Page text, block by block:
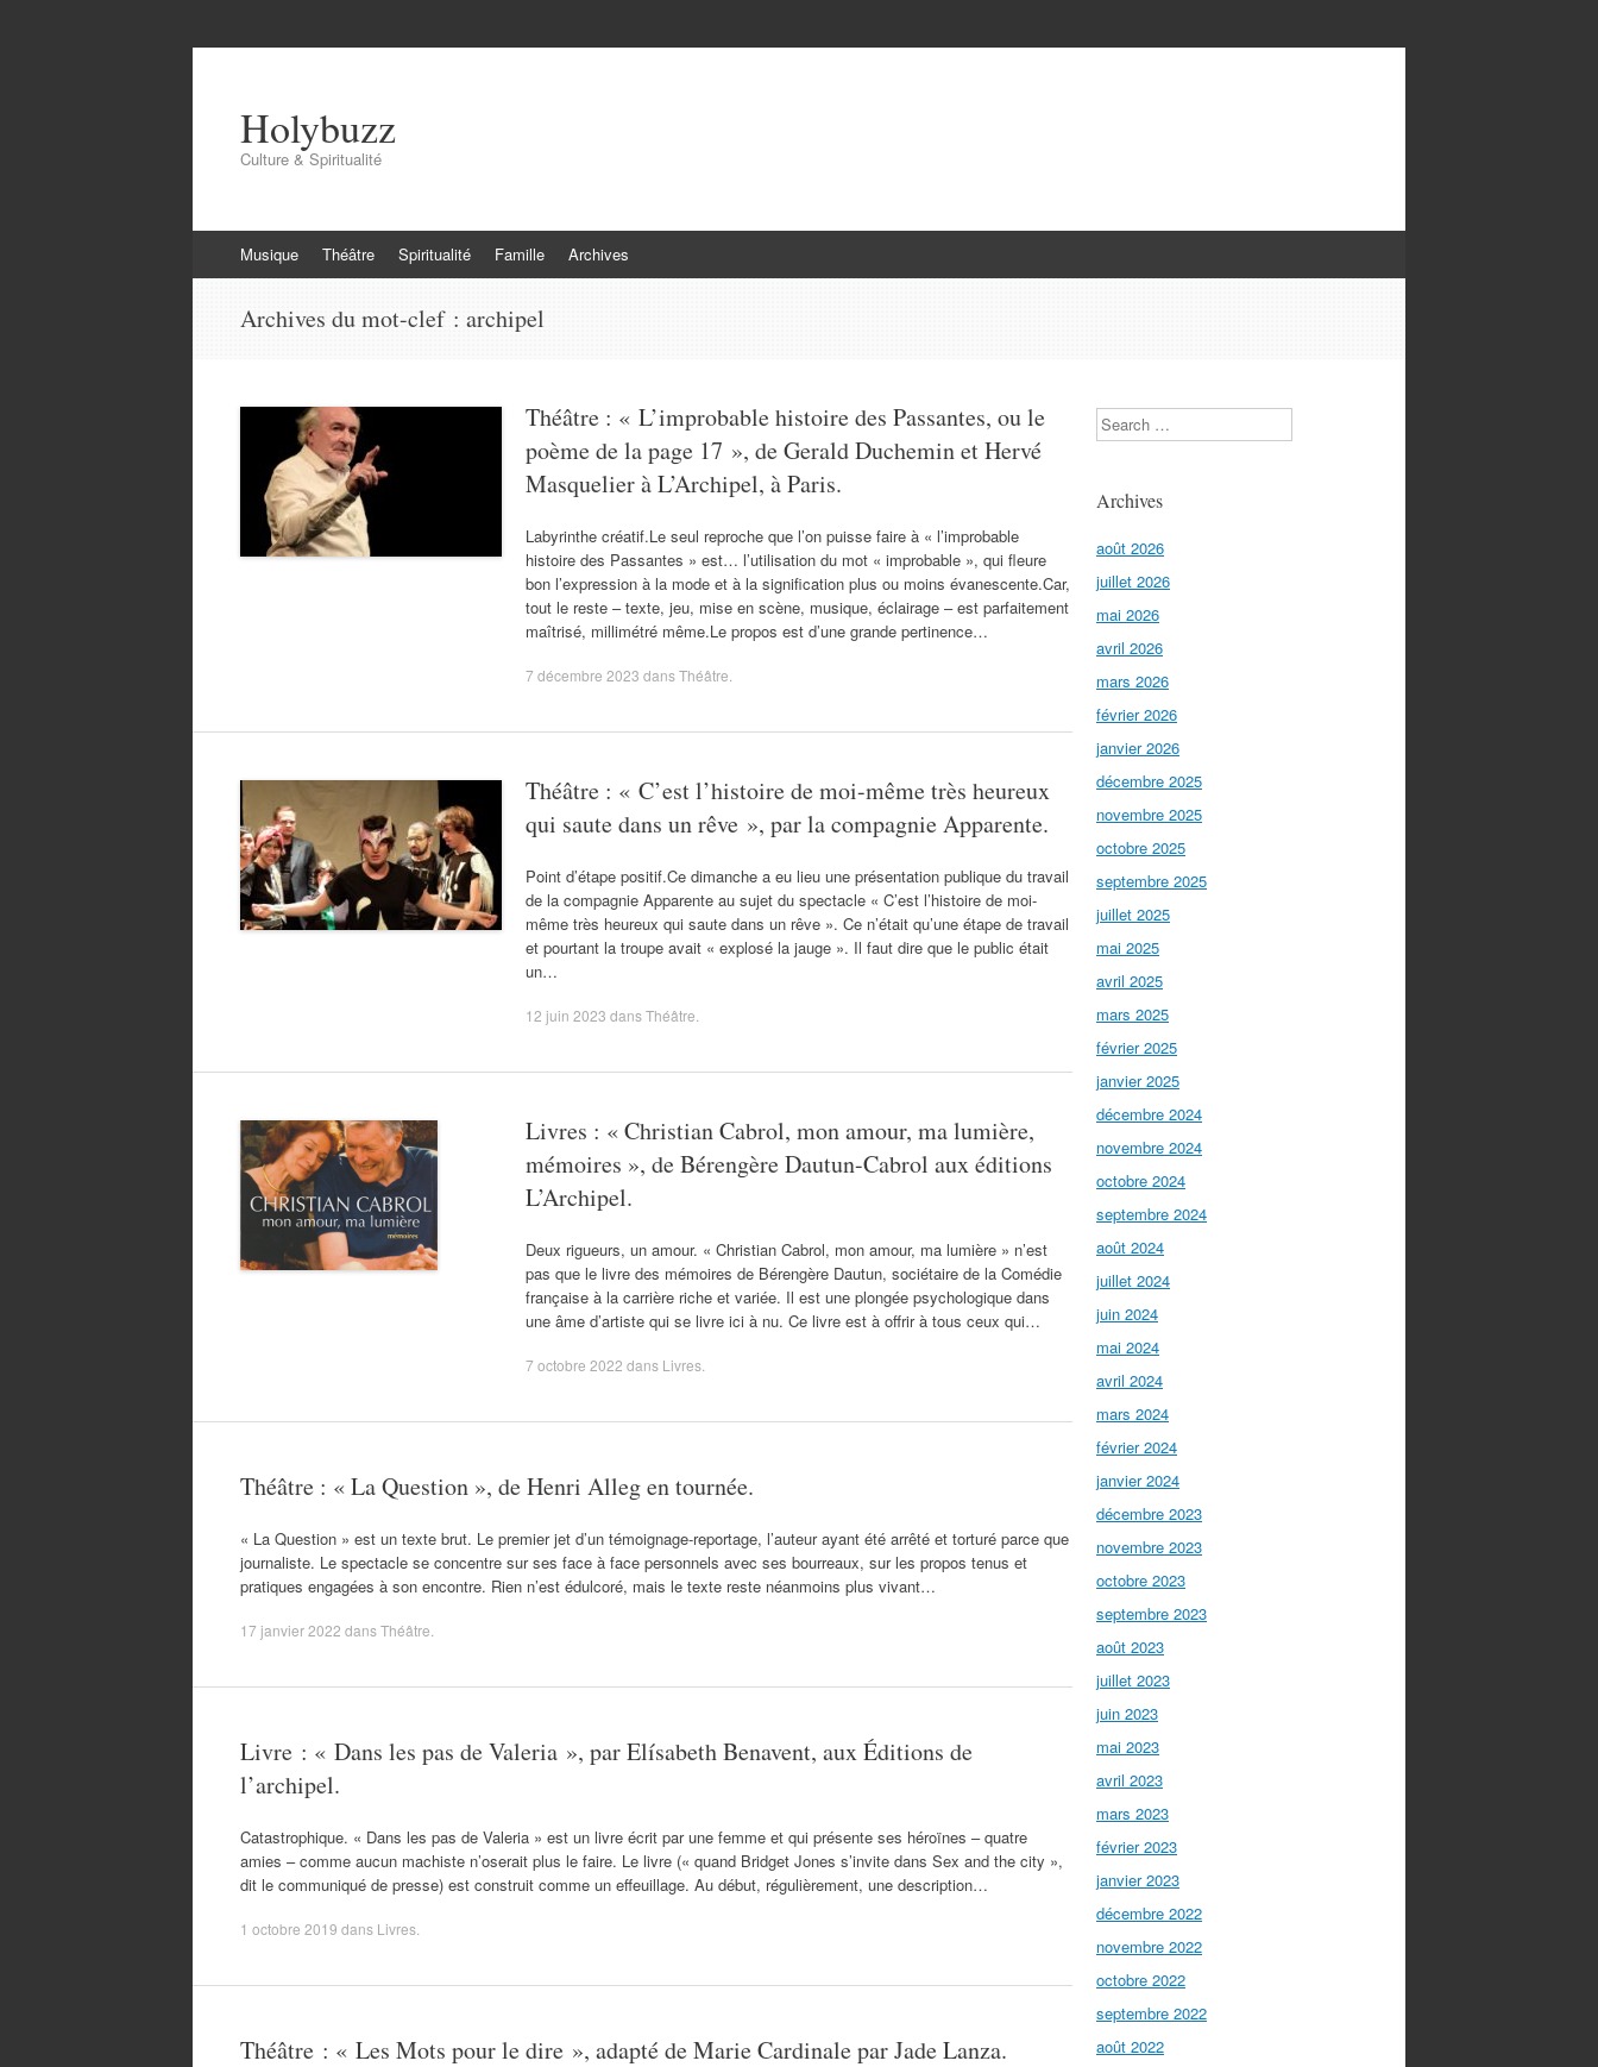
Holybuzz
Culture & Spiritualité
au
Musique Théâtre Spiritualité Famille Archives
Archives du mot-clef : archipel
Théâtre : « L’improbable histoire des Passantes, ou le
poème de la page 17 », de Gerald Duchemin et Hervé
Masquelier à L’Archipel, à Paris.
Labyrinthe créatif.Le seul reproche que l’on puisse faire à « l’improbable
histoire des Passantes » est… l’utilisation du mot « improbable », qui fleure
bon l’expression à la mode et à la signification plus ou moins évanescente.Car,
tout le reste – texte, jeu, mise en scène, musique, éclairage – est parfaitement
maîtrisé, millimétré même.Le propos est d’une grande pertinence…
7 décembre 2023 dansThéâtre
Théâtre : « C’est l’histoire de moi-même très heureux
qui saute dans un rêve », par la compagnie Apparente.
Point d’étape positif.Ce dimanche a eu lieu une présentation publique du travail
de la compagnie Apparente au sujet du spectacle « C’est l’histoire de moi-
même très heureux qui saute dans un rêve ». Ce n’était qu’une étape de travail
et pourtant la troupe avait « explosé la jauge ». Il faut dire que le public était
un…
12 juin 2023 dansThéâtre
Livres : « Christian Cabrol, mon amour, ma lumière,
mémoires », de Bérengère Dautun-Cabrol aux éditions
L’Archipel.
Deux rigueurs, un amour. « Christian Cabrol, mon amour, ma lumière » n’est
pas que le livre des mémoires de Bérengère Dautun, sociétaire de la Comédie
française à la carrière riche et variée. Il est une plongée psychologique dans
une âme d’artiste qui se livre ici à nu. Ce livre est à offrir à tous ceux qui…
7 octobre 2022 dans Livres
Théâtre : « La Question », de Henri Alleg en tournée.
« La Question » est un texte brut. Le premier jet d’un témoignage-reportage, l’auteur ayant été arrêté et torturé parce que
journaliste. Le spectacle se concentre sur ses face à face personnels avec ses bourreaux, sur les propos tenus et
pratiques engagées à son encontre. Rien n’est édulcoré, mais le texte reste néanmoins plus vivant…
17 janvier 2022 dansThéâtre
Livre : « Dans les pas de Valeria », par Elísabeth Benavent, aux Éditions de
l’archipel.
Catastrophique. « Dans les pas de Valeria » est un livre écrit par une femme et qui présente ses héroïnes – quatre
amies – comme aucun machiste n’oserait plus le faire. Le livre (« quand Bridget Jones s’invite dans Sex and the city »,
dit le communiqué de presse) est construit comme un effeuillage. Au début, régulièrement, une description…
1 octobre 2019 dans Livres
Théâtre : « Les Mots pour le dire », adapté de Marie Cardinale par Jade Lanza.
Search
Archives
août 2026
juillet 2026
mai 2026
avril 2026
mars 2026
février 2026
janvier 2026
décembre 2025
novembre 2025
octobre 2025
septembre 2025
juillet 2025
mai 2025
avril 2025
mars 2025
février 2025
janvier 2025
décembre 2024
novembre 2024
octobre 2024
septembre 2024
août 2024
juillet 2024
juin 2024
mai 2024
avril 2024
mars 2024
février 2024
janvier 2024
décembre 2023
novembre 2023
octobre 2023
septembre 2023
août 2023
juillet 2023
juin 2023
mai 2023
avril 2023
mars 2023
février 2023
janvier 2023
décembre 2022
novembre 2022
octobre 2022
septembre 2022
août 2022